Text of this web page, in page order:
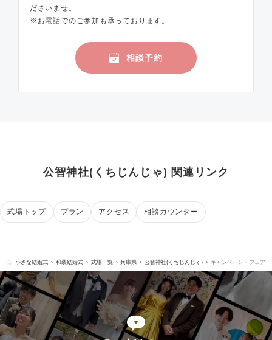
ださいませ。
※お電話でのご参加も承っております。
相談予約
公智神社(くちじんじゃ) 関連リンク
式場トップ プラン アクセス 相談カウンター
小さな結婚式 和装結婚式 式場一覧 兵庫県 公智神社(くちじんじゃ) キャンペーン・フェア